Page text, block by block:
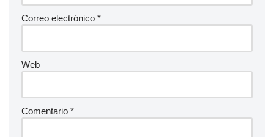
Correo electrónico *
Web
Comentario *